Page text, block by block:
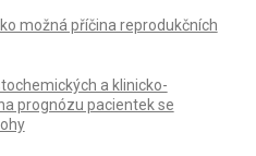
možná příčina reprodukčních
a klinicko-
prognózu pacientek se